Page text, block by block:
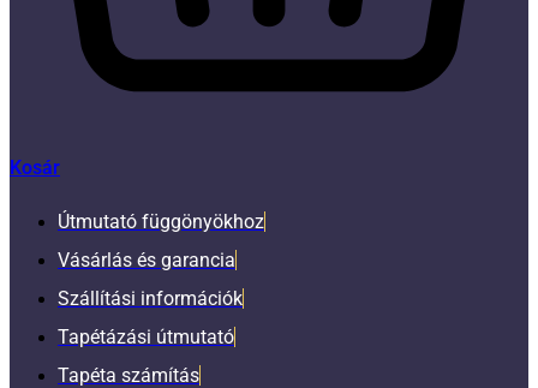
Kosár
Útmutató függönyökhoz
Vásárlás és garancia
Szállítási információk
Tapétázási útmutató
Tapéta számítás